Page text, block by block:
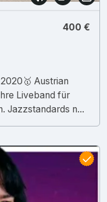
400 €
Austrian
Liveband für
Jazzstandards n...